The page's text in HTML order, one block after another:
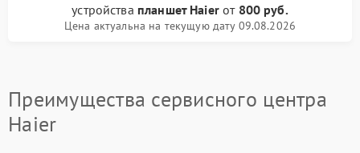
устройства планшет Haierот 800 руб.
Цена актуальна на текущую дату 09.08.2026
Преимущества сервисного центра
Haier